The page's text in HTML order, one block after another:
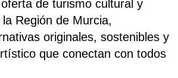
de turismo cultural y
Región de Murcia,
originales, sostenibles y
que conectan con todos